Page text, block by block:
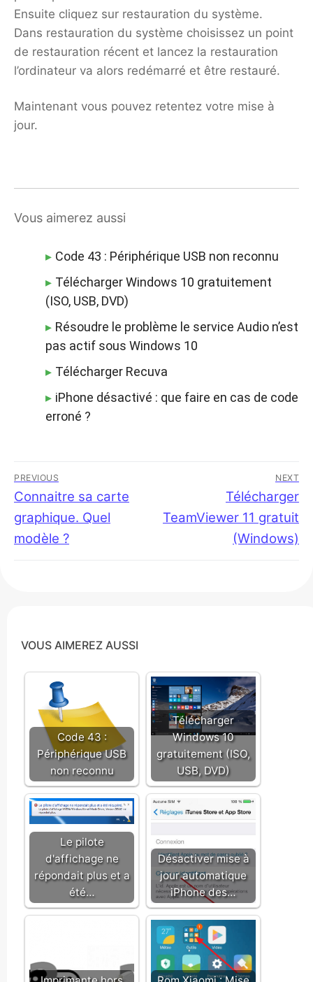
Ensuite cliquez sur restauration du système.
Dans restauration du système choisissez un point
de restauration récent et lancez la restauration
l’ordinateur va alors redémarré et être restauré.
Maintenant vous pouvez retentez votre mise à
jour.
Vous aimerez aussi
Code 43 : Périphérique USB non reconnu
Télécharger Windows 10 gratuitement
(ISO, USB, DVD)
Résoudre le problème le service Audio n’est
pas actif sous Windows 10
Télécharger Recuva
iPhone désactivé : que faire en cas de code
erroné ?
Navigation
de
l’article
PREVIOUS
Previous
post:
Connaitre sa carte
graphique. Quel
modèle ?
NEXT
Next
post:
Télécharger
TeamViewer 11 gratuit
(Windows)
VOUS AIMEREZ AUSSI
Code 43 :
Périphérique USB
non reconnu
Télécharger
Windows 10
gratuitement (ISO,
USB, DVD)
Le pilote
d'affichage ne
répondait plus et a
été…
Désactiver mise à
jour automatique
iPhone des…